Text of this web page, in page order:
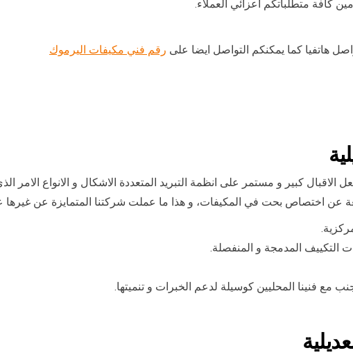
هاتفيا كما يمكنكم التواصل ايضا على رقم فني مكيفات اليرموك
الاقبال كبير و مستمر على انظمة التبريد المتعددة الاشكال و الانواع
عن اختصاص بحت في المكيفات، و هذا ما عملت شركتنا المتمايزة عن غيرها
التكييف المدمجة و المنفصلة.
مع فنينا المحليين كوسيلة لدعم الخبرات و تنميتها.